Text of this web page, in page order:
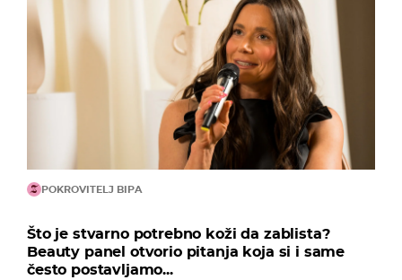
POKROVITELJ BIPA
Što je stvarno potrebno koži da zablista?
Beauty panel otvorio pitanja koja si i same
često postavljamo...